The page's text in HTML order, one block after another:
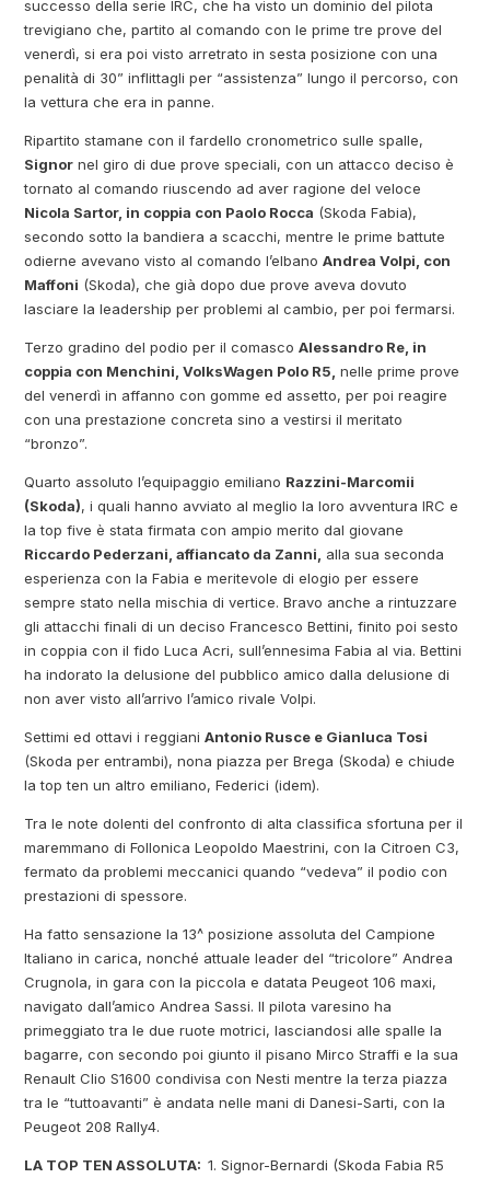
successo della serie IRC, che ha visto un dominio del pilota
trevigiano che, partito al comando con le prime tre prove del
venerdì, si era poi visto arretrato in sesta posizione con una
penalità di 30” inflittagli per “assistenza” lungo il percorso, con
la vettura che era in panne.
Ripartito stamane con il fardello cronometrico sulle spalle,
Signor nel giro di due prove speciali, con un attacco deciso è
tornato al comando riuscendo ad aver ragione del veloce
Nicola Sartor, in coppia con Paolo Rocca (Skoda Fabia),
secondo sotto la bandiera a scacchi, mentre le prime battute
odierne avevano visto al comando l’elbanoAndrea Volpi, con
Maffoni (Skoda), che già dopo due prove aveva dovuto
lasciare la leadership per problemi al cambio, per poi fermarsi.
Terzo gradino del podio per il comascoAlessandro Re, in
coppia con Menchini, VolksWagen Polo R5, nelle prime prove
del venerdì in affanno con gomme ed assetto, per poi reagire
con una prestazione concreta sino a vestirsi il meritato
“bronzo”.
Quarto assoluto l’equipaggio emiliano Razzini-Marcomii
(Skoda), i quali hanno avviato al meglio la loro avventura IRC e
la top five è stata firmata con ampio merito dal giovane
Riccardo Pederzani, affiancato da Zanni,
alla sua seconda
esperienza con la Fabia e meritevole di elogio per essere
sempre stato nella mischia di vertice. Bravo anche a rintuzzare
gli attacchi finali di un deciso Francesco Bettini, finito poi sesto
in coppia con il fido Luca Acri, sull’ennesima Fabia al via. Bettini
ha indorato la delusione del pubblico amico dalla delusione di
non aver visto all’arrivo l’amico rivale Volpi.
Settimi ed ottavi i reggianiAntonio Rusce e Gianluca Tosi
(Skoda per entrambi), nona piazza per Brega (Skoda) e chiude
la top ten un altro emiliano, Federici (idem).
Tra le note dolenti del confronto di alta classifica sfortuna per il
maremmano di Follonica Leopoldo Maestrini, con la Citroen C3,
fermato da problemi meccanici quando “vedeva” il podio con
prestazioni di spessore.
Ha fatto sensazione la 13^ posizione assoluta del Campione
Italiano in carica, nonché attuale leader del “tricolore” Andrea
Crugnola, in gara con la piccola e datata Peugeot 106 maxi,
navigato dall’amico Andrea Sassi. Il pilota varesino ha
primeggiato tra le due ruote motrici, lasciandosi alle spalle la
bagarre, con secondo poi giunto il pisano Mirco Straffi e la sua
Renault Clio S1600 condivisa con Nesti mentre la terza piazza
tra le “tuttoavanti” è andata nelle mani di Danesi-Sarti, con la
Peugeot 208 Rally4.
LA TOP TEN ASSOLUTA:1. Signor-Bernardi (Skoda Fabia R5